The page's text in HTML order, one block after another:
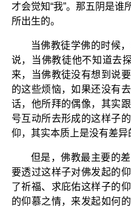
才会觉知“我”。那五阴是
所出生的。
当佛教徒学佛的时候
说，当佛教徒他不知道去
来，当佛教徒没有想到说
的这些烦恼，如果还没有
话，他所拜的偶像，其实
号互动所去形成的这样子
仰，其实本质上是没有差异
但是，佛教最主要的
要透过这样子对佛发起的
了祈福、求庇佑这样子的
的仰慕之情，来发起如何